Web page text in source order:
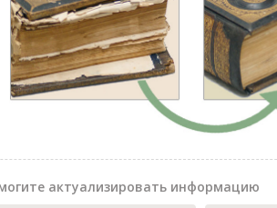
актуализировать информацию